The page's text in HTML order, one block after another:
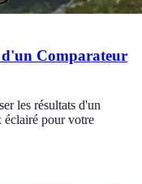
d'un Comparateur
les résultats d'un
éclairé pour votre